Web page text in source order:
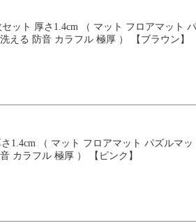
ット 厚さ1.4cm （ マット フロアマット
える 防音 カラフル 極厚 ） 【ブラウン】
1.4cm （ マット フロアマット パズルマ
カラフル 極厚 ） 【ピンク】